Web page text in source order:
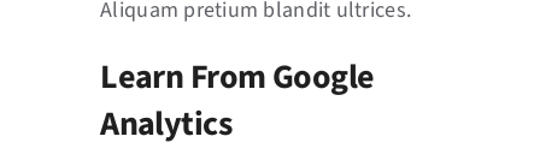
Aliquam pretium blandit ultrices.
Learn From Google
Analytics